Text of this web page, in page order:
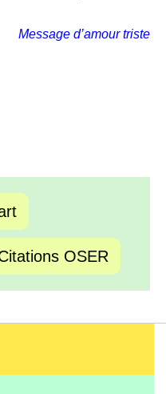
Message d’amour triste
OSER